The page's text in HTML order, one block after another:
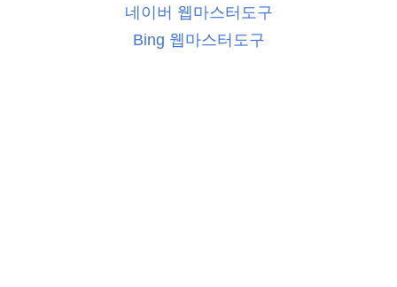
네이버 웹마스터도구
Bing 웹마스터도구